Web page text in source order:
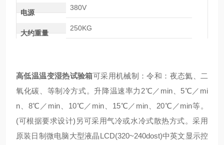
电源
380V
大约重量
250KG
高低温温变湿热试验箱可采用机械制：令和：夜态氦、二
氧化碳、等制冷方式。升降温速率力2℃／min、5℃／mi
n、8℃／min、10℃／min、15℃／min、20℃／min等。
(可根据要求设计)另可采用气冷或水冷式散热方式。采用
原装日制微电脑大型液晶LCD(320~240dost)中英文显示控